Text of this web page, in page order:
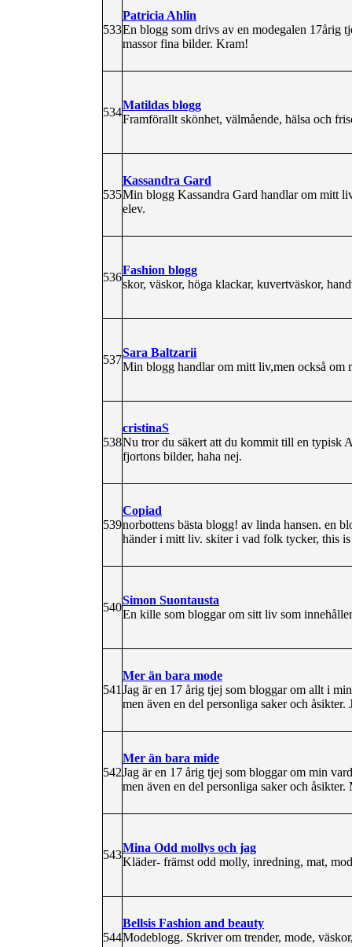
533
Patricia Ahlin
En blogg som drivs av en modegalen 17årig
massor fina bilder. Kram!
534
Matildas blogg
Framförallt skönhet, välmående, hälsa och
535
Kassandra Gard
Min blogg Kassandra Gard handlar om mitt
elev.
536
Fashion blogg
skor, väskor, höga klackar, kuvertväskor,
537
Sara Baltzarii
Min blogg handlar om mitt liv,men också om
538
cristinaS
Nu tror du säkert att du kommit till en typisk
fjortons bilder, haha nej.
539
Copiad
norbottens bästa blogg! av linda hansen. en
händer i mitt liv. skiter i vad folk tycker, this
540
Simon Suontausta
En kille som bloggar om sitt liv som
541
Mer än bara mode
Jag är en 17 årig tjej som bloggar om allt i
men även en del personliga saker och
542
Mer än bara mide
Jag är en 17 årig tjej som bloggar om min
men även en del personliga saker och
543
Mina Odd mollys och jag
Kläder- främst odd molly, inredning, mat,
544
Bellsis Fashion and beauty
Modeblogg. Skriver om trender, mode,